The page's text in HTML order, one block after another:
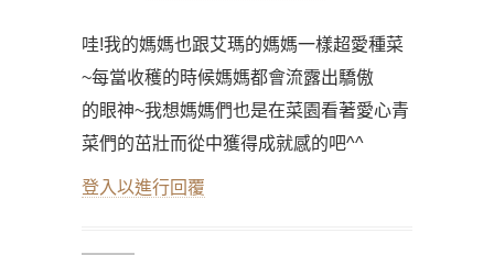
哇!我的媽媽也跟艾瑪的媽媽一樣超愛種菜
~每當收穫的時候媽媽都會流露出驕傲
的眼神~我想媽媽們也是在菜園看著愛心青
菜們的茁壯而從中獲得成就感的吧^^
登入以進行回覆